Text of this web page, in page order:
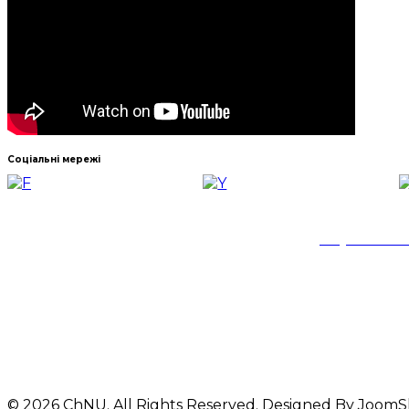
Соціальні мережі
© 2026 ChNU. All Rights Reserved. Designed By